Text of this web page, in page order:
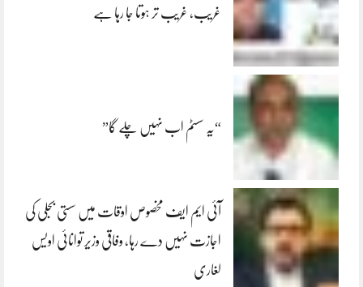
غریب، غریب تر ہوتا جا رہا ہے
“یہ سسٹم اب نہیں چلے گا”
آئی ایم ایف مخصوص اوقات میں سستی بجلی کی
اجازت نہیں دے رہا، وفاقی وزیر توانائی اویس
لغاری